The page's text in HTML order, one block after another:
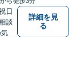
日
談
持
詳細を見
る